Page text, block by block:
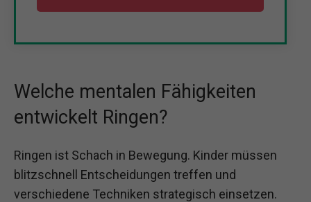
Welche mentalen Fähigkeiten
entwickelt Ringen?
Ringen ist Schach in Bewegung. Kinder müssen
blitzschnell Entscheidungen treffen und
verschiedene Techniken strategisch einsetzen.